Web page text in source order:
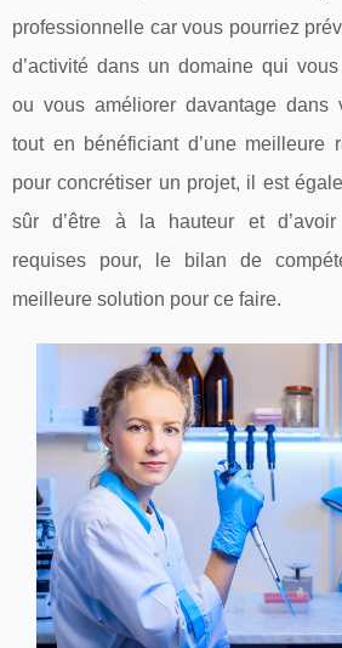
professionnelle car vous pourriez
d’activité dans un domaine qui
ou vous améliorer davantage dans
tout en bénéficiant d’une meilleure
pour concrétiser un projet, il est
sûr d’être à la hauteur et d’avoir
requises pour, le bilan de
meilleure solution pour ce faire.